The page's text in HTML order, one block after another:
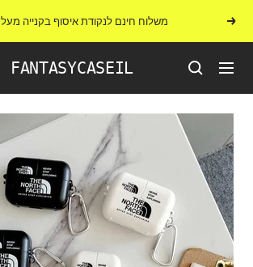
לתוכןהקודם משלוח חינם לנקודת איסוף בקנייה מעל 99₪
ניווט FANTASYCASEIL